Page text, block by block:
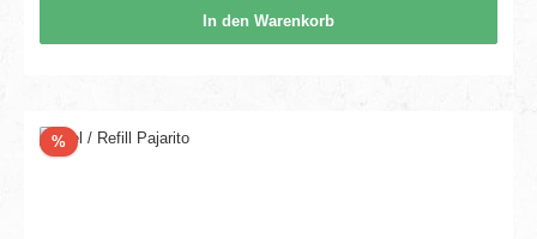
In den Warenkorb
%Rabatt